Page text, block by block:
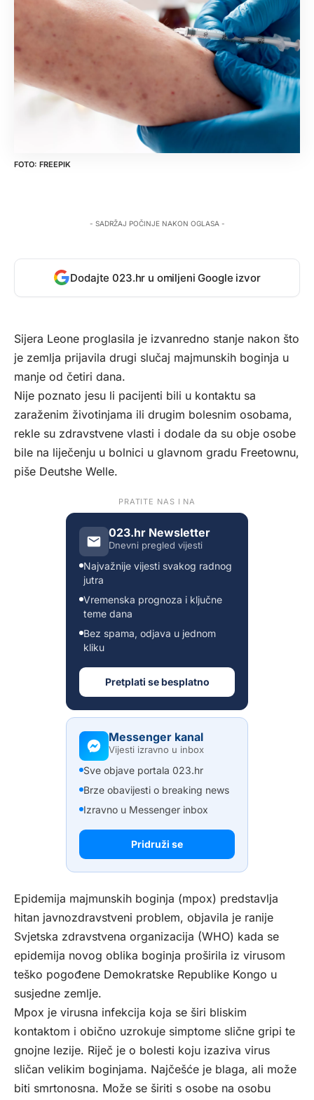
FREEPIK
- SADRŽAJ POČINJE NAKON OGLASA -
Dodajte 023.hr u omiljeni Google izvor
Sijera Leone proglasila je izvanredno stanje nakon što
je zemlja prijavila drugi slučaj majmunskih boginja u
manje od četiri dana.
Nije poznato jesu li pacijenti bili u kontaktu sa
zaraženim životinjama ili drugim bolesnim osobama,
rekle su zdravstvene vlasti i dodale da su obje osobe
bile na liječenju u bolnici u glavnom gradu Freetownu,
piše Deutshe Welle.
PRATITE NAS I NA
023.hr Newsletter
Dnevni pregled vijesti
Najvažnije vijesti svakog radnog
jutra
Vremenska prognoza i ključne
teme dana
Bez spama, odjava u jednom
kliku
Pretplati se besplatno
Messenger kanal
Vijesti izravno u inbox
Sve objave portala 023.hr
Brze obavijesti o breaking news
Izravno u Messenger inbox
Pridruži se
Epidemija majmunskih boginja (mpox) predstavlja
hitan javnozdravstveni problem, objavila je ranije
Svjetska zdravstvena organizacija (WHO) kada se
epidemija novog oblika boginja proširila iz virusom
teško pogođene Demokratske Republike Kongo u
susjedne zemlje.
Mpox je virusna infekcija koja se širi bliskim
kontaktom i obično uzrokuje simptome slične gripi te
gnojne lezije. Riječ je o bolesti koju izaziva virus
sličan velikim boginjama. Najčešće je blaga, ali može
biti smrtonosna. Može se širiti s osobe na osobu